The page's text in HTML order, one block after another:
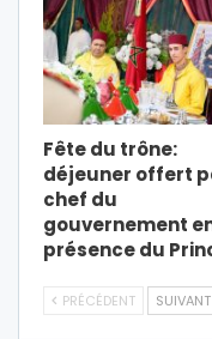
Fête du trône:
déjeuner offert
chef du
gouvernement
présence du
PRÉCÉDENT SUIVANT